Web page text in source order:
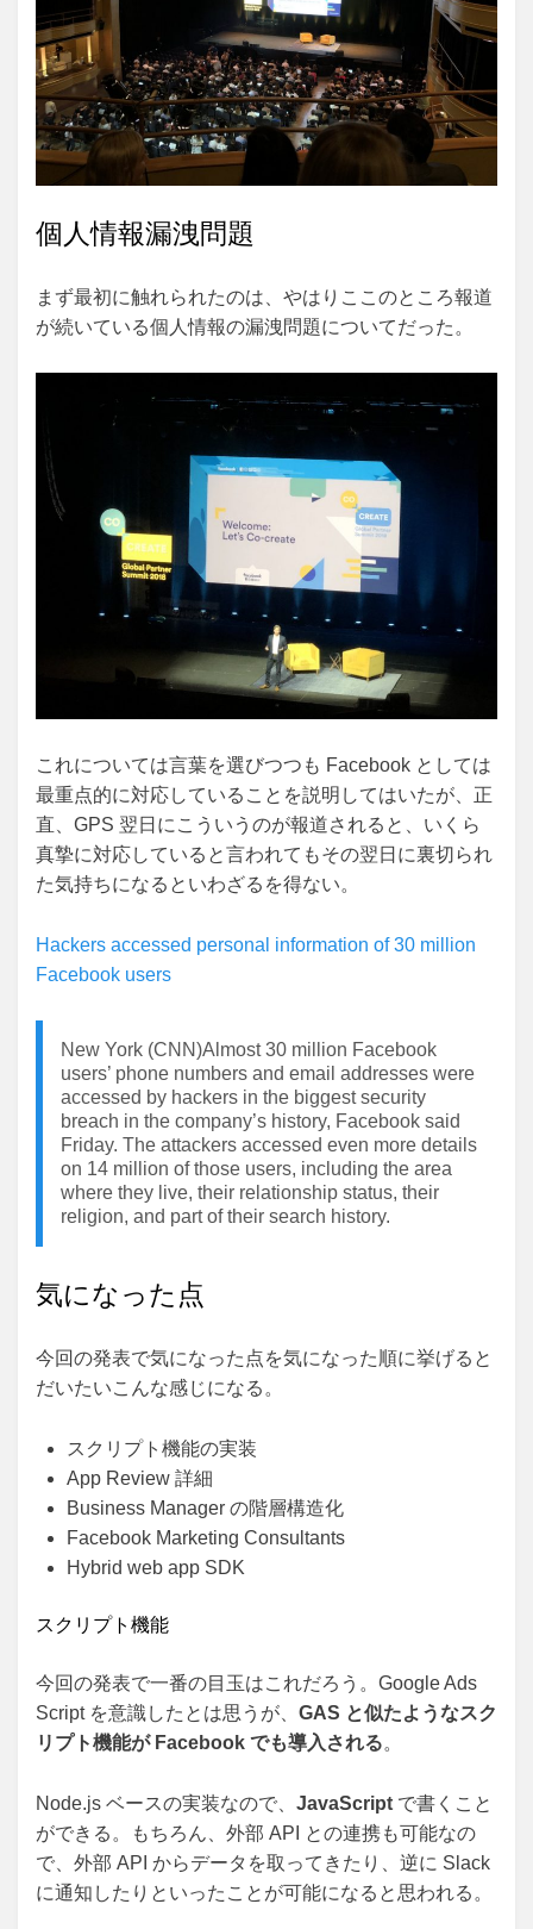
個人情報漏洩問題
まず最初に触れられたのは、やはりここのところ報道
が続いている個人情報の漏洩問題についてだった。
これについては言葉を選びつつも Facebook としては
最重点的に対応していることを説明してはいたが、正
直、GPS 翌日にこういうのが報道されると、いくら
真摯に対応していると言われてもその翌日に裏切られ
た気持ちになるといわざるを得ない。
Hackers accessed personal information of 30 million
Facebook users
New York (CNN)Almost 30 million Facebook
users’ phone numbers and email addresses were
accessed by hackers in the biggest security
breach in the company’s history, Facebook said
Friday. The attackers accessed even more details
on 14 million of those users, including the area
where they live, their relationship status, their
religion, and part of their search history.
気になった点
今回の発表で気になった点を気になった順に挙げると
だいたいこんな感じになる。
スクリプト機能の実装
App Review 詳細
Business Manager の階層構造化
Facebook Marketing Consultants
Hybrid web app SDK
スクリプト機能
今回の発表で一番の目玉はこれだろう。Google Ads
Script を意識したとは思うが、 GAS と似たようなスク
リプト機能が Facebook でも導入される。
Node.js ベースの実装なので、 JavaScript で書くこと
ができる。もちろん、外部 API との連携も可能なの
で、外部 API からデータを取ってきたり、逆に Slack
に通知したりといったことが可能になると思われる。